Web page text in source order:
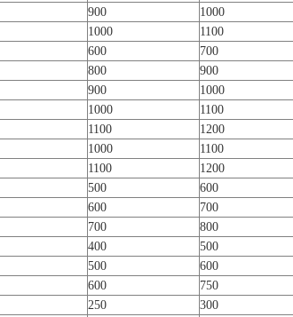
900
1000
1000 1100
600
700
800 900
900
1000
1000
1100
1100 1200
1000
1100
1100 1200
500
600
600
700
700 800
400
500
500
600
600 750
250
300